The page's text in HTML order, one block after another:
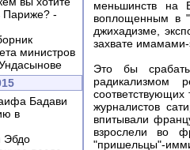
Париже? -
министров
Бадави
в
Эбдо
меньшинств на
воплощенным в
джихадизме,
захвате
Это бы
радикализмом
журналистов
впитывали
взрослели во
"пришельцы"-